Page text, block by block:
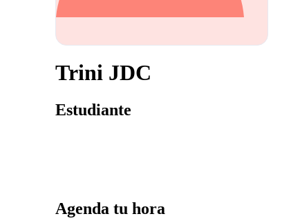
Trini JDC
Estudiante
Agenda tu hora